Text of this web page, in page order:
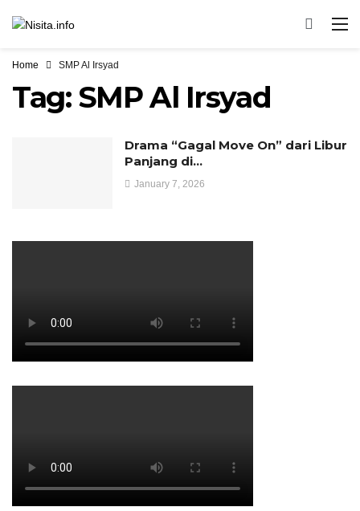
Home SMP Al Irsyad
Tag: SMP Al Irsyad
Drama “Gagal Move On” dari Libur
Panjang di…
January 7, 2026